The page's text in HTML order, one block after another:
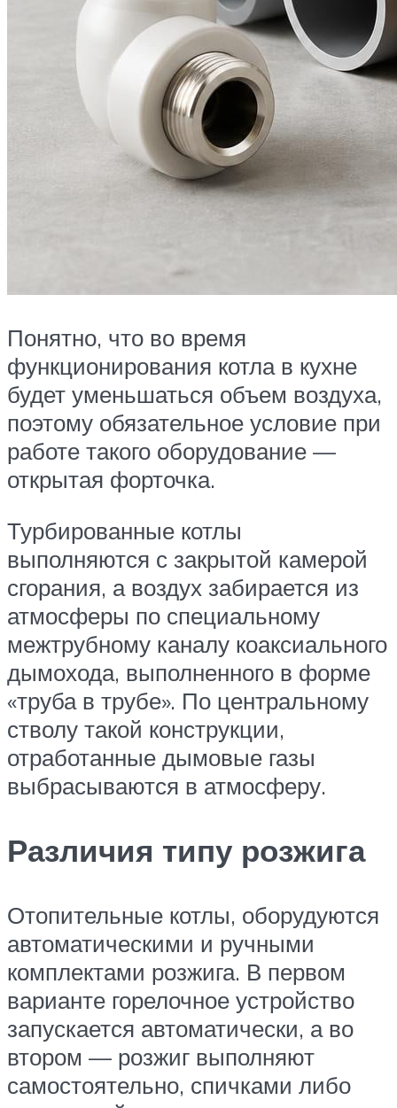
Понятно, что во время
функционирования котла в кухне
будет уменьшаться объем воздуха,
поэтому обязательное условие при
работе такого оборудование —
открытая форточка.
Турбированные котлы
выполняются с закрытой камерой
сгорания, а воздух забирается из
атмосферы по специальному
межтрубному каналу коаксиального
дымохода, выполненного в форме
«труба в трубе». По центральному
стволу такой конструкции,
отработанные дымовые газы
выбрасываются в атмосферу.
Различия типу розжига
Отопительные котлы, оборудуются
автоматическими и ручными
комплектами розжига. В первом
варианте горелочное устройство
запускается автоматически, а во
втором — розжиг выполняют
самостоятельно, спичками либо